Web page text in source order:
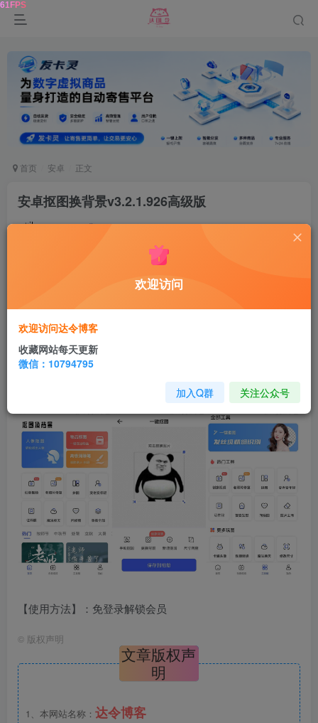
首页 安卓 正文
安卓抠图换背景v3.2.1.926高级版
鹿鸣 关注
，轻松更换背景！无须任何P图技巧，简
单几步，手机也能抠出完美效果。运用最新的AI技术，精确
的识别功能，帮你轻松实现抠图，生成透明背景图换背景。
支持证件照、老照片修复等。
【使用方法】：免登录解锁会员
© 版权声明
文章版权声
明
1、本网站名称： 达令博客
欢迎访问
欢迎访问达令博客
收藏网站每天更新
微信：10794795
加入Q群 关注公众号